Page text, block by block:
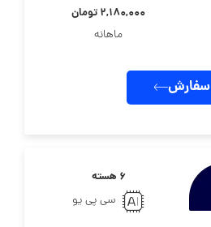
۲,۱۸۰,۰۰۰ تومان
ماهانه
سفارش
۶ هسته
سی پی یو